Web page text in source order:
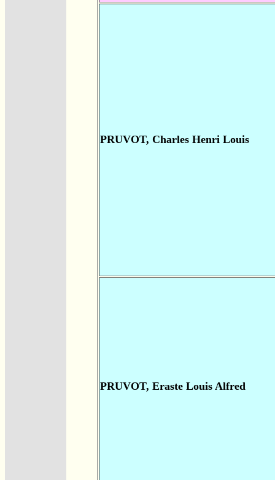
PRUVOT, Charles Henri Louis
PRUVOT, Eraste Louis Alfred